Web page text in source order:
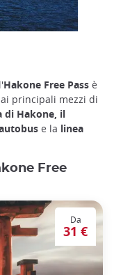
Hakone Free Pass è
principali mezzi di
di Hakone, il
e la linea
Free
Da
31 €